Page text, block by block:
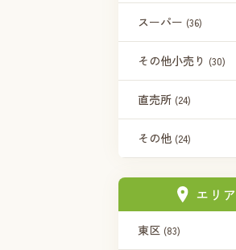
スーパー (36)
その他小売り (30)
直売所 (24)
その他 (24)
エリア
東区 (83)